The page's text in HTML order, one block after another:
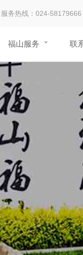
服务热线：024-58179666
福山服务 联